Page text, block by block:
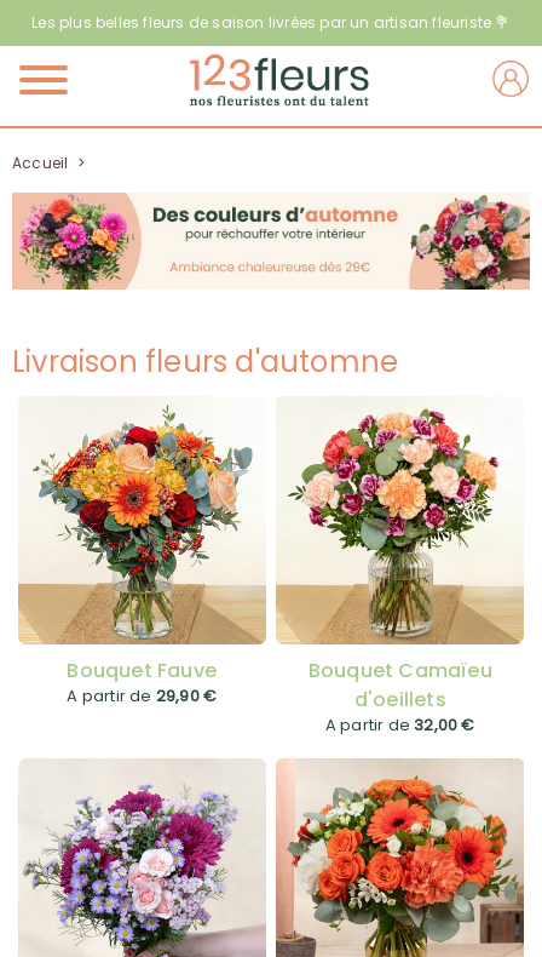
Les plus belles fleurs de saison livrées par un artisan fleuriste 💐
Menu
Accueil >
Livraison fleurs d'automne
Bouquet Fauve
A partir de 29,90 €
Bouquet Camaïeu
d'oeillets
A partir de32,00 €